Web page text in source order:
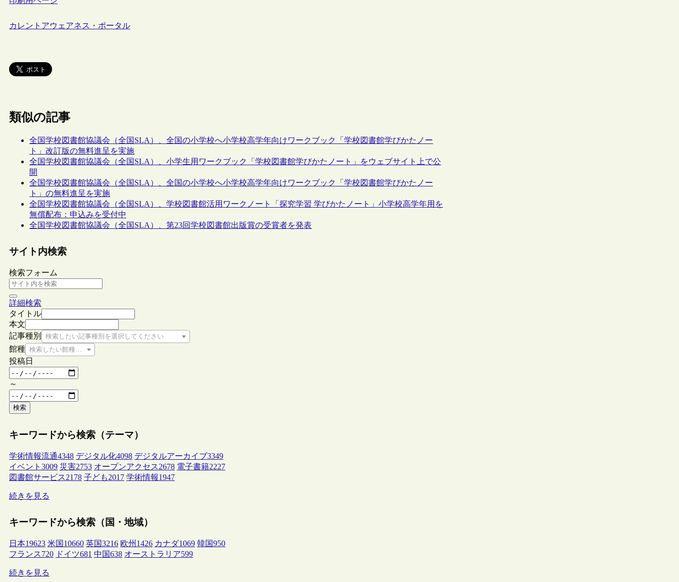
カレントアウェアネス・ポータル
類似の記事
全国学校図書館協議会（全国SLA）、全国の小学校へ小学校高学年向けワークブック「学校図書館学びかたノー
ト」改訂版の無料進呈を実施
全国学校図書館協議会（全国SLA）、小学生用ワークブック「学校図書館学びかたノート」をウェブサイト上で公
開
全国学校図書館協議会（全国SLA）、全国の小学校へ小学校高学年向けワークブック「学校図書館学びかたノー
ト」の無料進呈を実施
全国学校図書館協議会（全国SLA）、学校図書館活用ワークノート「探究学習 学びかたノート」小学校高学年用を
無償配布：申込みを受付中
全国学校図書館協議会（全国SLA）、第23回学校図書館出版賞の受賞者を発表
サイト内検索
検索フォーム
詳細検索
タイトル
本文
記事種別
検索したい記事種別を選択してください
館種 検索したい館種を選択してください
投稿日
～
検索
キーワードから検索（テーマ）
学術情報流通4348 デジタル化4098 デジタルアーカイブ3349
イベント 3009 災害2753 オープンアクセス2678 電子書籍2227
図書館サービス2178 子ども2017 学術情報1947
続きを見る
キーワードから検索（国・地域）
日本19623 米国 10660 英国3216 欧州 1426 カナダ1069 韓国950
フランス720 ドイツ681 中国638 オーストラリア599
続きを見る